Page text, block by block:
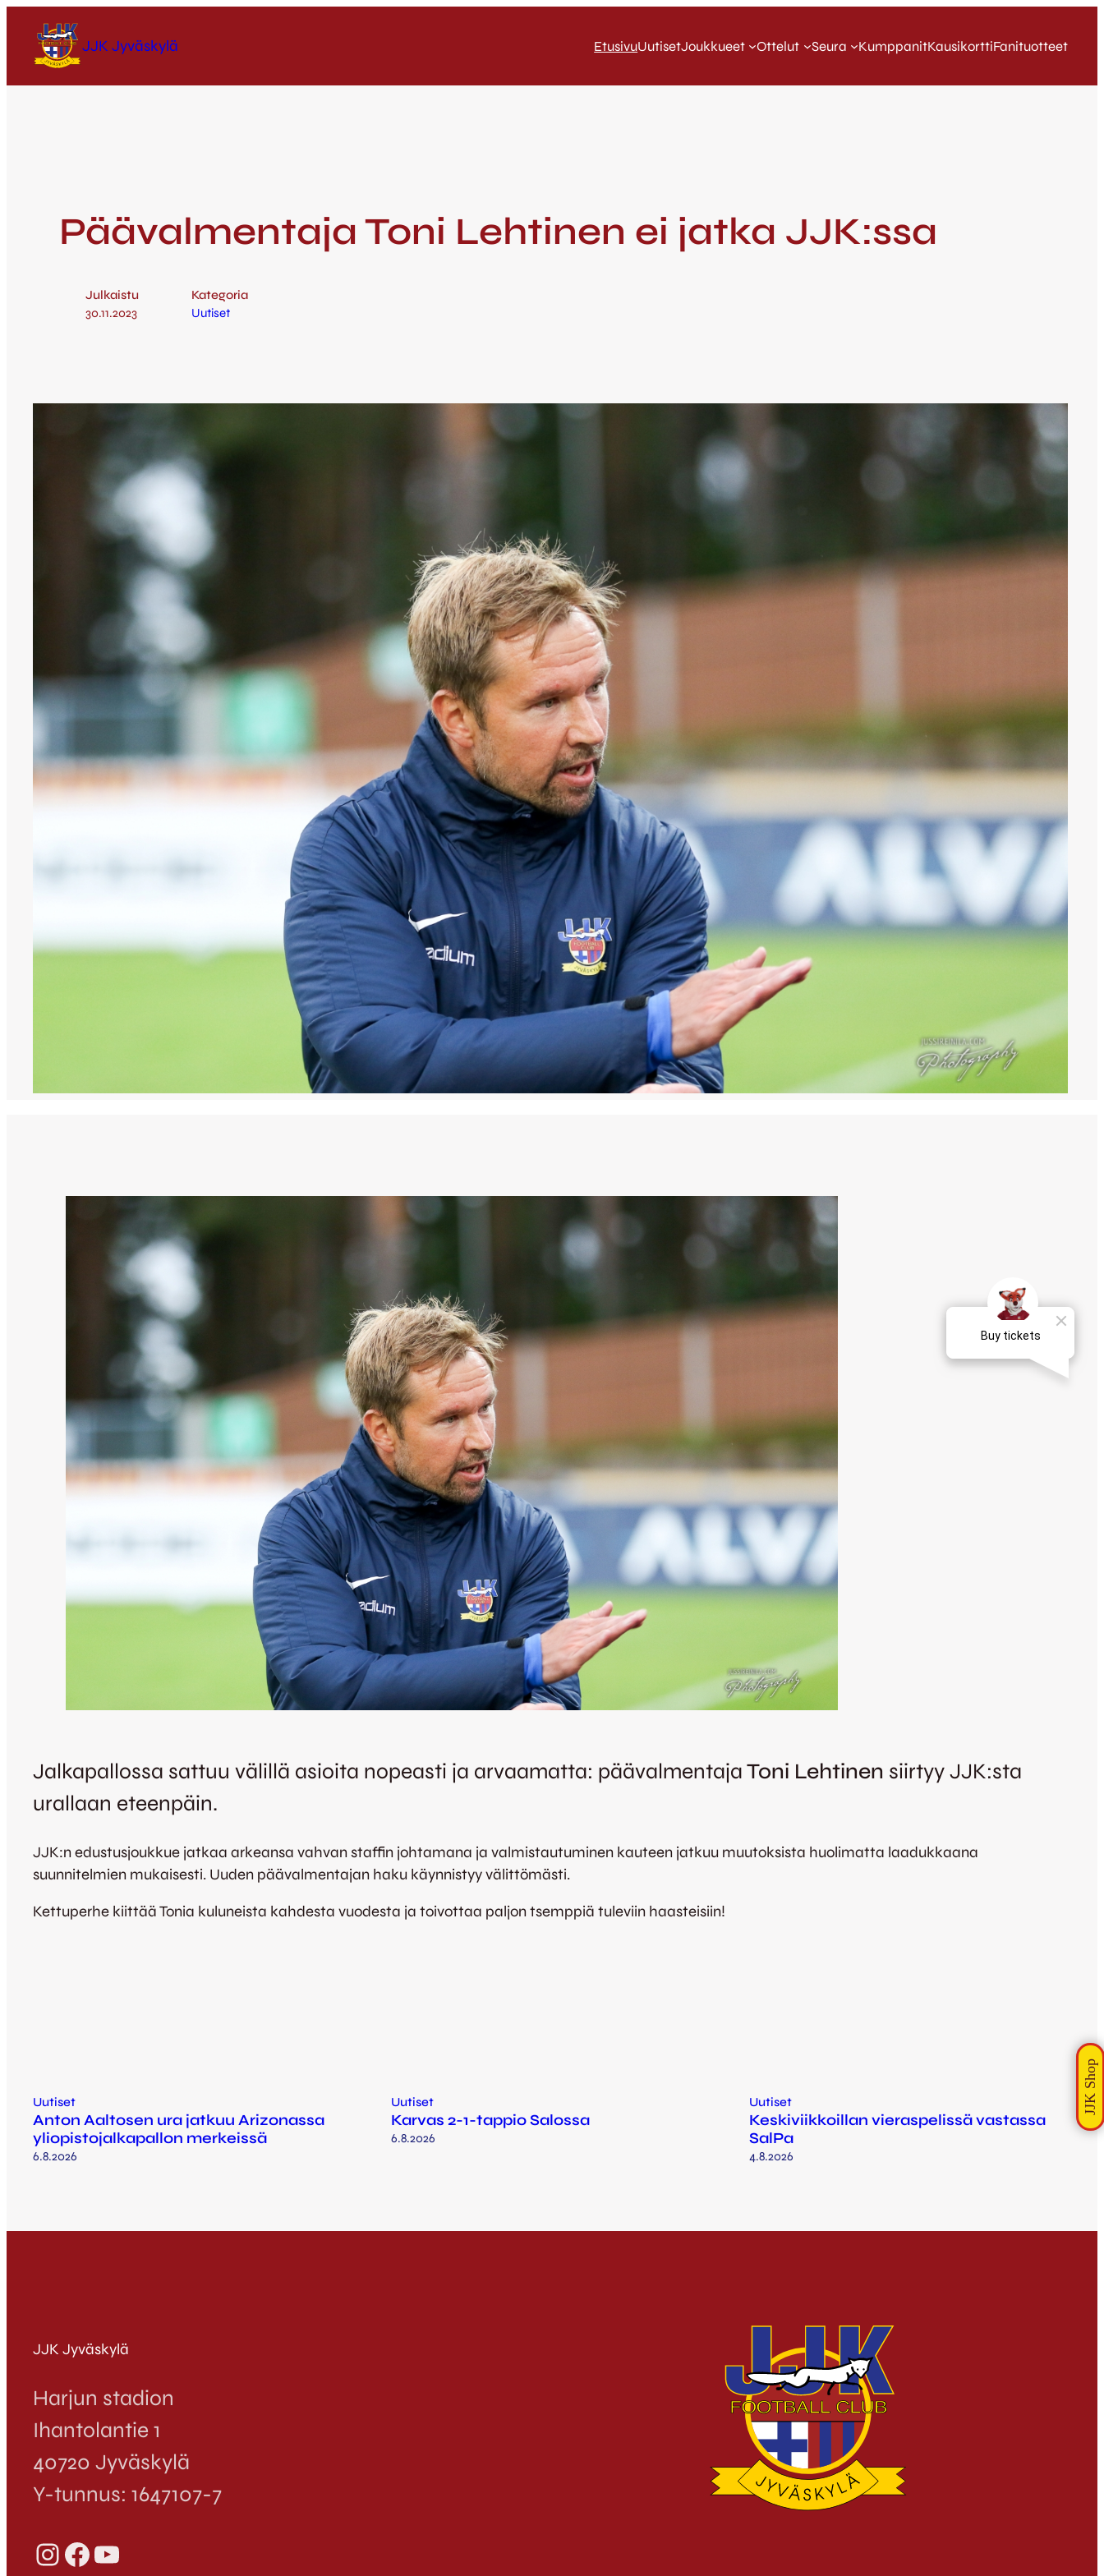
JJK Jyväskylä EtusivuUutisetJoukkueet Ottelut Seura KumppanitKausikorttiFanituotteet
Päävalmentaja Toni Lehtinen ei jatka JJK:ssa
Julkaistu
30.11.2023
Kategoria
Uutiset
Jalkapallossa sattuu välillä asioita nopeasti ja arvaamatta: päävalmentajaToni Lehtinen siirtyy JJK:sta
urallaan eteenpäin.
JJK:n edustusjoukkue jatkaa arkeansa vahvan staffin johtamana ja valmistautuminen kauteen jatkuu muutoksista huolimatta laadukkaana
suunnitelmien mukaisesti. Uuden päävalmentajan haku käynnistyy välittömästi.
Kettuperhe kiittää Tonia kuluneista kahdesta vuodesta ja toivottaa paljon tsemppiä tuleviin haasteisiin!
Uutiset
Anton Aaltosen ura jatkuu Arizonassa
yliopistojalkapallon merkeissä
6.8.2026
Uutiset
Karvas 2-1-tappio Salossa
6.8.2026
Uutiset
Keskiviikkoillan vieraspelissä vastassa
SalPa
4.8.2026
JJK Jyväskylä
Harjun stadion
Ihantolantie 1
40720 Jyväskylä
Y-tunnus: 1647107-7
InstagramFacebook YouTube